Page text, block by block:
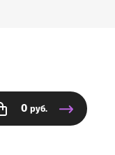
0 руб.